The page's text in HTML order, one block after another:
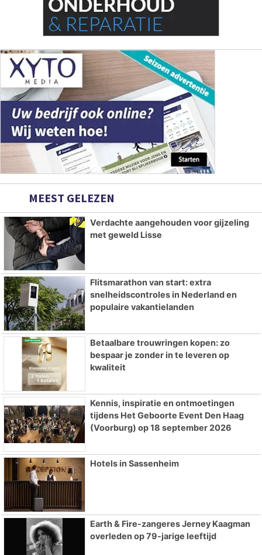
MEEST GELEZEN
Verdachte aangehouden voor gijzeling
met geweld Lisse
Flitsmarathon van start: extra
snelheidscontroles in Nederland en
populaire vakantielanden
Betaalbare trouwringen kopen: zo
bespaar je zonder in te leveren op
kwaliteit
Kennis, inspiratie en ontmoetingen
tijdens Het Geboorte Event Den Haag
(Voorburg) op 18 september 2026
Hotels in Sassenheim
Earth & Fire-zangeres Jerney Kaagman
overleden op 79-jarige leeftijd